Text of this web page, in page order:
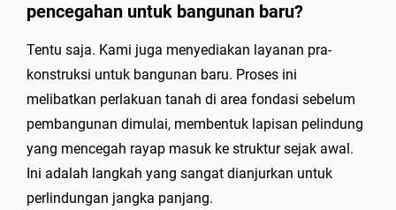
pencegahan untuk bangunan baru?
Tentu saja. Kami juga menyediakan layanan pra-
konstruksi untuk bangunan baru. Proses ini
melibatkan perlakuan tanah di area fondasi sebelum
pembangunan dimulai, membentuk lapisan pelindung
yang mencegah rayap masuk ke struktur sejak awal.
Ini adalah langkah yang sangat dianjurkan untuk
perlindungan jangka panjang.